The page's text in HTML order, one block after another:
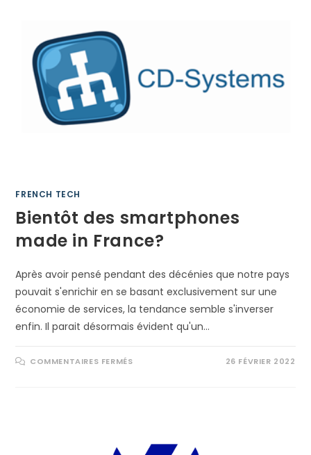
FRENCH TECH
Bientôt des smartphones
made in France?
Après avoir pensé pendant des décénies que notre pays
pouvait s'enrichir en se basant exclusivement sur une
économie de services, la tendance semble s'inverser
enfin. Il parait désormais évident qu'un…
COMMENTAIRES FERMÉSSUR 26 FÉVRIER 2022